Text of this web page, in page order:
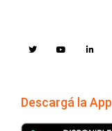
Descargá la App